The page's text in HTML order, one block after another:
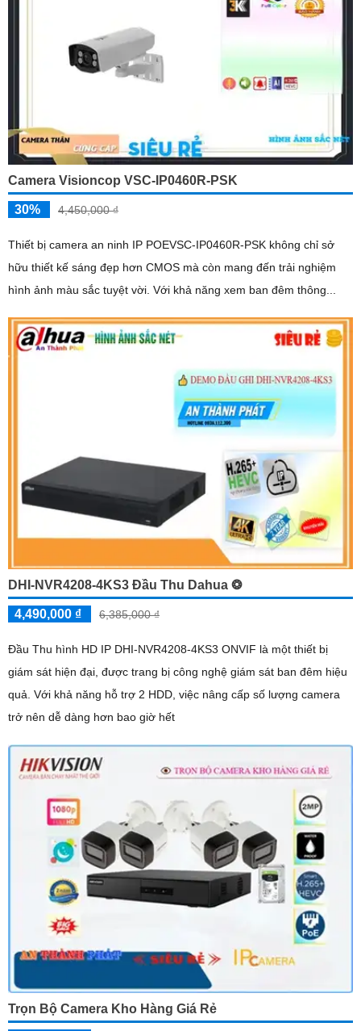
Camera Visioncop VSC-IP0460R-PSK
30% 4,450,000 ₫
Thiết bị camera an ninh IP POEVSC-IP0460R-PSK không chỉ sở
hữu thiết kế sáng đẹp hơn CMOS mà còn mang đến trải nghiệm
hình ảnh màu sắc tuyệt vời. Với khả năng xem ban đêm thông...
DHI-NVR4208-4KS3 Đầu Thu Dahua ❂
4,490,000 ₫ 6,385,000 ₫
Đầu Thu hình HD IP DHI-NVR4208-4KS3 ONVIF là một thiết bị
giám sát hiện đại, được trang bị công nghệ giám sát ban đêm hiệu
quả. Với khả năng hỗ trợ 2 HDD, việc nâng cấp số lượng camera
trở nên dễ dàng hơn bao giờ hết
Trọn Bộ Camera Kho Hàng Giá Rẻ